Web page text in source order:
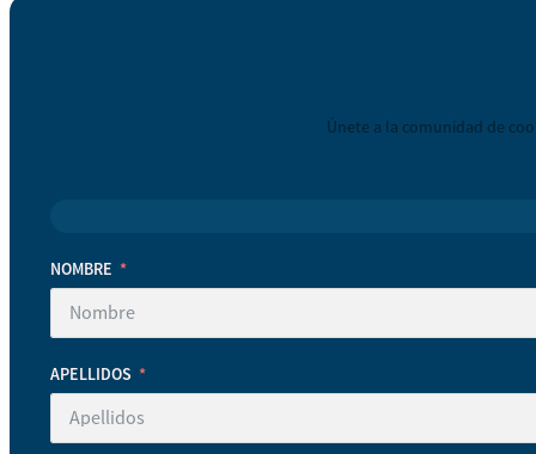
Únete a la comunidad de
NOMBRE
APELLIDOS